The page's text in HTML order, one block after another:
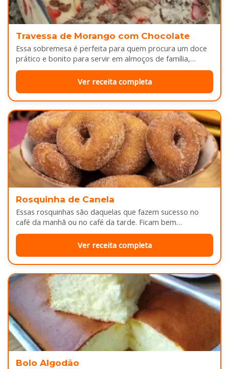
Travessa de Morango com Chocolate
Essa sobremesa é perfeita para quem procura um doce
prático e bonito para servir em almoços de família,
aniversários ou…
Ver receita completa
Rosquinha de Canela
Essas rosquinhas são daquelas que fazem sucesso no
café da manhã ou no café da tarde. Ficam bem
douradinhas por…
Ver receita completa
Bolo Algodão